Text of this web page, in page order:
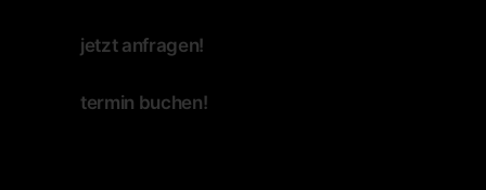
jetzt anfragen!
termin buchen!